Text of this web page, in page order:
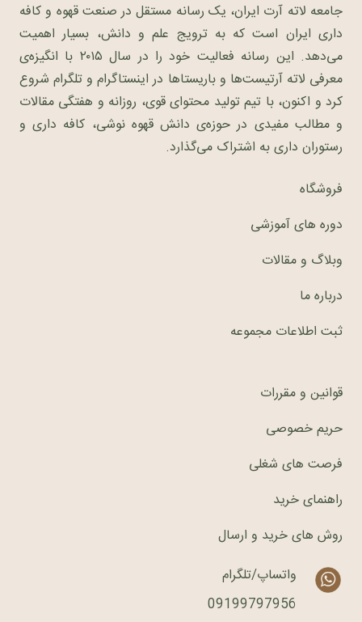
جامعه لاته آرت ایران، یک رسانه مستقل در صنعت قهوه و کافه
داری ایران است که به ترویج علم و دانش، بسیار اهمیت
می‌دهد. این رسانه فعالیت خود را در سال ۲۰۱۵ با انگیزه‌ی
معرفی لاته آرتیست‌ها و باریستاها در اینستاگرام و تلگرام شروع
کرد و اکنون، با تیم تولید محتوای قوی، روزانه و هفتگی مقالات
و مطالب مفیدی در حوزه‌ی دانش قهوه نوشی، کافه داری و
رستوران داری به اشتراک می‌گذارد.
فروشگاه
دوره های آموزشی
وبلاگ و مقالات
درباره ما
ثبت اطلاعات مجموعه
قوانین و مقررات
حریم خصوصی
فرصت های شغلی
راهنمای خرید
روش های خرید و ارسال
واتساپ/تلگرام
09199797956